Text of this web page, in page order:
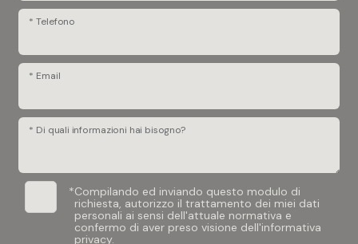
* Telefono
* Email
* Di quali informazioni hai bisogno?
*Compilando ed inviando questo modulo di
richiesta, autorizzo il trattamento dei miei dati
personali ai sensi dell'attuale normativa e
confermo di aver preso visione dell'informativa
privacy.